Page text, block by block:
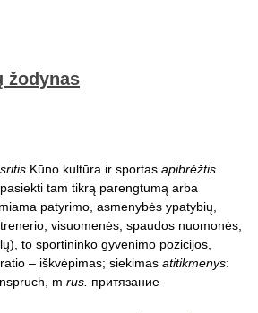
žodynas
sritis Kūno kultūra ir sportas apibrėžtis
tam tikrą parengtumą arba
patyrimo, asmenybės ypatybių,
visuomenės, spaudos nuomonės,
to sportininko gyvenimo pozicijos,
– iškvėpimas; siekimas atitikmenys:
m rus. притязание